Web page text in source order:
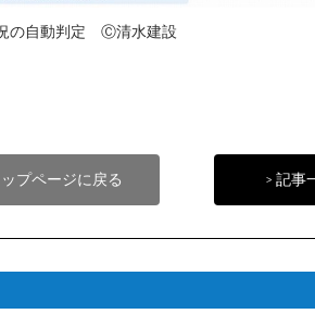
の自動判定 Ⓒ清水建設
ップページに戻る >記事